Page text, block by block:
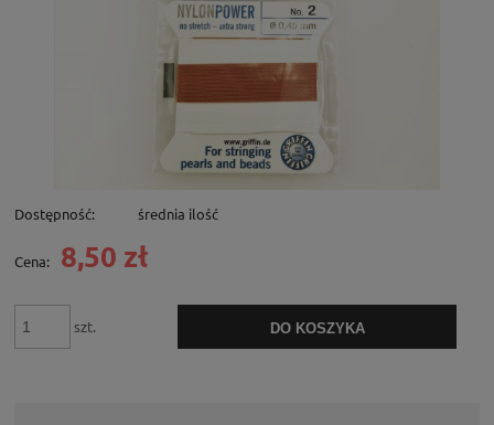
Dostępność: średnia ilość
Cena: 8,50 zł
szt. DO KOSZYKA